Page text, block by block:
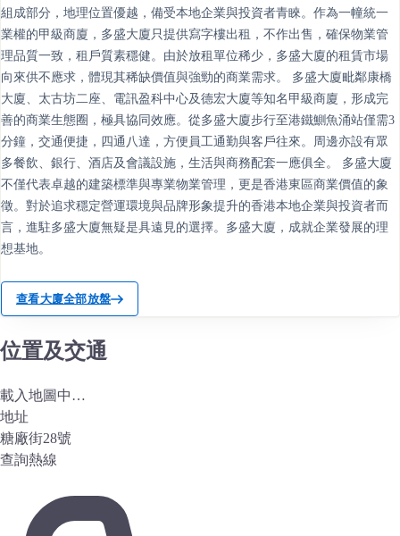
組成部分，地理位置優越，備受本地企業與投資者青睞。作為一幢統一
業權的甲級商廈，多盛大廈只提供寫字樓出租，不作出售，確保物業管
理品質一致，租戶質素穩健。由於放租單位稀少，多盛大廈的租賃市場
向來供不應求，體現其稀缺價值與強勁的商業需求。 多盛大廈毗鄰康橋
大廈、太古坊二座、電訊盈科中心及德宏大廈等知名甲級商廈，形成完
善的商業生態圈，極具協同效應。從多盛大廈步行至港鐵鰂魚涌站僅需3
分鐘，交通便捷，四通八達，方便員工通勤與客戶往來。周邊亦設有眾
多餐飲、銀行、酒店及會議設施，生活與商務配套一應俱全。 多盛大廈
不僅代表卓越的建築標準與專業物業管理，更是香港東區商業價值的象
徵。對於追求穩定營運環境與品牌形象提升的香港本地企業與投資者而
言，進駐多盛大廈無疑是具遠見的選擇。多盛大廈，成就企業發展的理
想基地。
查看大廈全部放盤
位置及交通
載入地圖中…
地址
糖廠街28號
查詢熱線